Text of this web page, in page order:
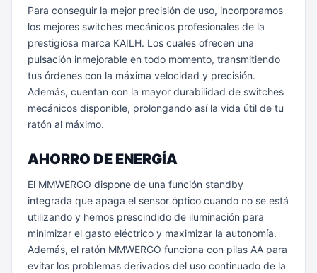
Para conseguir la mejor precisión de uso, incorporamos
los mejores switches mecánicos profesionales de la
prestigiosa marca KAILH. Los cuales ofrecen una
pulsación inmejorable en todo momento, transmitiendo
tus órdenes con la máxima velocidad y precisión.
Además, cuentan con la mayor durabilidad de switches
mecánicos disponible, prolongando así la vida útil de tu
ratón al máximo.
AHORRO DE ENERGÍA
El MMWERGO dispone de una función standby
integrada que apaga el sensor óptico cuando no se está
utilizando y hemos prescindido de iluminación para
minimizar el gasto eléctrico y maximizar la autonomía.
Además, el ratón MMWERGO funciona con pilas AA para
evitar los problemas derivados del uso continuado de la